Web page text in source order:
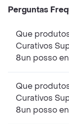
Perguntas
Que
Curativos
8un posso
Que
Curativos
8un posso